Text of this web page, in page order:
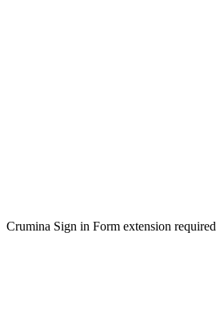
Crumina Sign in Form extension required